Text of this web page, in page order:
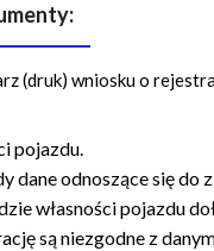
(druk) wniosku o
pojazdu.
dane odnoszące się do
własności pojazdu
są niezgodne z